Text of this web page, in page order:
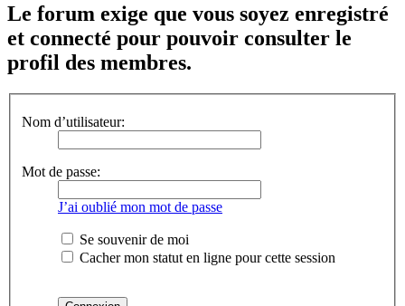
Le forum exige que vous soyez enregistré
et connecté pour pouvoir consulter le
profil des membres.
Nom d’utilisateur:
Mot de passe:
J’ai oublié mon mot de passe
Se souvenir de moi
Cacher mon statut en ligne pour cette session